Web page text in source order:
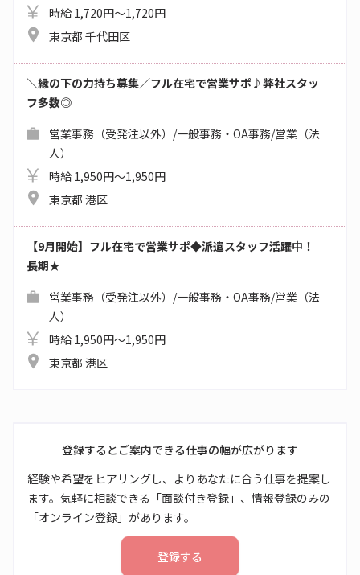
時給 1,720円～1,720円
東京都 千代田区
＼縁の下の力持ち募集／フル在宅で営業サポ♪弊社スタッ
フ多数◎
営業事務（受発注以外）/一般事務・OA事務/営業（法
人）
時給 1,950円～1,950円
東京都 港区
【9月開始】フル在宅で営業サポ◆派遣スタッフ活躍中！
長期★
営業事務（受発注以外）/一般事務・OA事務/営業（法
人）
時給 1,950円～1,950円
東京都 港区
登録するとご案内できる仕事の幅が広がります
経験や希望をヒアリングし、よりあなたに合う仕事を提案し
ます。気軽に相談できる「面談付き登録」、情報登録のみの
「オンライン登録」があります。
登録する